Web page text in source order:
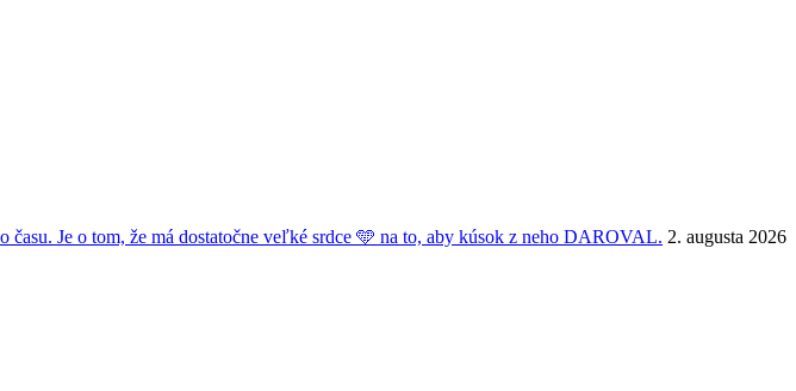
Je o tom, že má dostatočne veľké srdce 🩵 na to, aby kúsok z neho DAROVAL. 2. augusta 2026